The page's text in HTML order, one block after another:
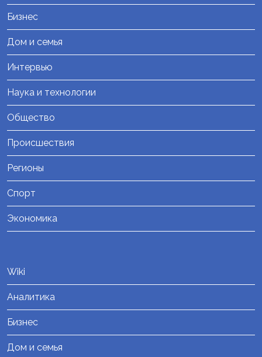
Бизнес
Дом и семья
Интервью
Наука и технологии
Общество
Происшествия
Регионы
Спорт
Экономика
Wiki
Аналитика
Бизнес
Дом и семья